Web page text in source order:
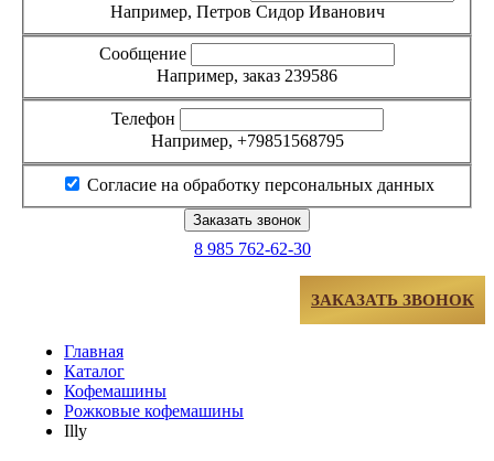
Например, Петров Сидор Иванович
Сообщение
Например, заказ 239586
Телефон
Например, +79851568795
Согласие на обработку персональных данных
8 985 762-62-30
ЗАКАЗАТЬ ЗВОНОК
Главная
Каталог
Кофемашины
Рожковые кофемашины
Illy